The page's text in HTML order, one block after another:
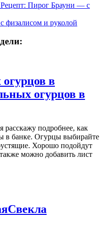
Рецепт: Пирог Брауни — с
физалисом и руколой
в
огурцов в
подробнее, как
в банке. Огурцы выбирайте
Хорошо подойдут
можно добавить лист
Свекла